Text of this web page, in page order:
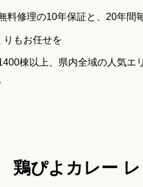
料修理の10年保証と、20年間
りもお任せを
棟以上、県内全域の人気
ぴよカレー レ